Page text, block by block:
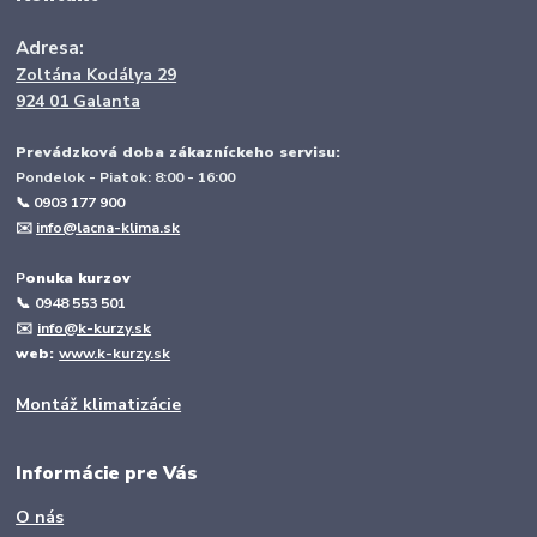
Adresa:
Zoltána Kodálya 29
924 01 Galanta
Prevádzková doba zákazníckeho servisu:
Pondelok - Piatok: 8:00 - 16:00
📞 0903 177 900
✉️ info@lacna-klima.sk
Ponuka kurzov
📞 0948 553 501
✉️ info@k-kurzy.sk
web:www.k-kurzy.sk
Montáž klimatizácie
Informácie pre Vás
O nás